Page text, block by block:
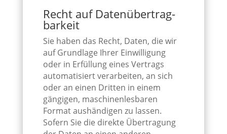
Recht auf Daten­übertrag­
barkeit
Sie haben das Recht, Daten, die wir
auf Grundlage Ihrer Einwilligung
oder in Erfüllung eines Vertrags
automatisiert verarbeiten, an sich
oder an einen Dritten in einem
gängigen, maschinenlesbaren
Format aushändigen zu lassen.
Sofern Sie die direkte Übertragung